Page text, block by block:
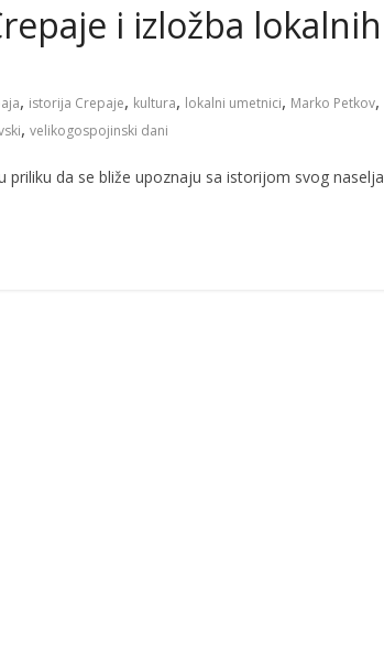
i izložba lokalnih
, istorija Crepaje, kultura, lokalni umetnici, Marko Petkov,
, velikogospojinski dani
da se bliže upoznaju sa istorijom svog naselja